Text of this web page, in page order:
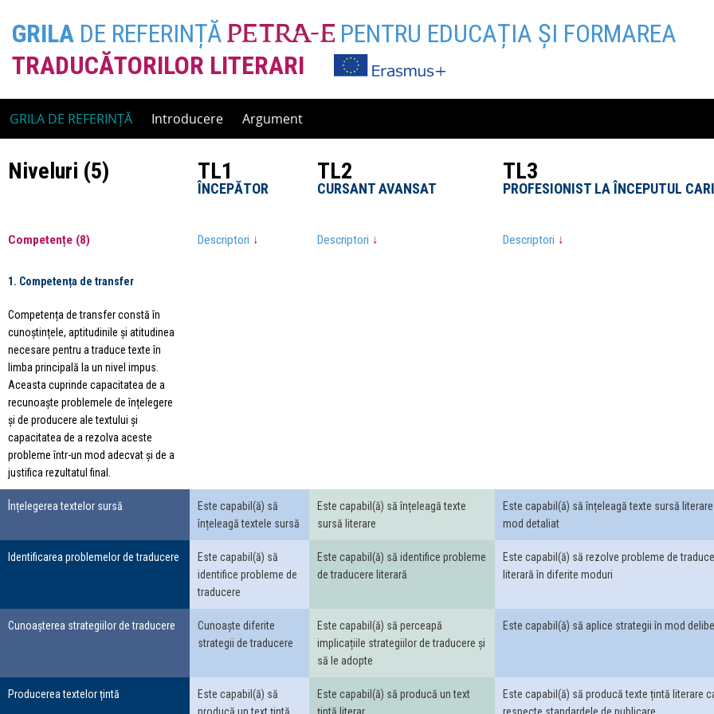
GRILA DE REFERINȚĂ
PENTRU EDUCAȚIA ȘI FORMAREA
TRADUCĂTORILOR LITERARI
Skip
to
content
GRILA DE REFERINȚĂ Introducere Argument
Niveluri (5) TL1 TL2 TL3
ÎNCEPĂTOR CURSANT AVANSAT PROFESIONIST LA ÎNCEPUTUL
Competențe (8) Descriptori ↓ Descriptori ↓ Descriptori ↓
1. Competența de transfer
Competența de transfer constă în
cunoștințele, aptitudinile și atitudinea
necesare pentru a traduce texte în
limba principală la un nivel impus.
Aceasta cuprinde capacitatea de a
recunoaște problemele de înțelegere
și de producere ale textului și
capacitatea de a rezolva aceste
probleme într-un mod adecvat și de a
justifica rezultatul final.
Înțelegerea textelor sursă
Este capabil(ă) să
înțeleagă textele sursă
Este capabil(ă) să înțeleagă texte
sursă literare
Este capabil(ă) să înțeleagă texte sursă
mod detaliat
Identificarea problemelor de traducere
Este capabil(ă) să
identifice probleme de
traducere
Este capabil(ă) să identifice probleme
de traducere literară
Este capabil(ă) să rezolve probleme de
literară în diferite moduri
Cunoașterea strategiilor de traducere
Cunoaște diferite
strategii de traducere
Este capabil(ă) să perceapă
implicațiile strategiilor de traducere și
să le adopte
Este capabil(ă) să aplice strategii în mod
Producerea textelor țintă
Este capabil(ă) să
Este capabil(ă) să producă un text
Este capabil(ă) să producă texte țintă literare
Niveluri (5)
Niveluri (5) TL1 TL2 TL3
ÎNCEPĂTOR CURSANT AVANSAT PROFESIONIST LA ÎNCEPUTUL
Competențe (8) Descriptori ↓ Descriptori ↓ Descriptori ↓